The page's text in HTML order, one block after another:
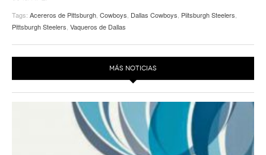
Tags: Acereros de Pittsburgh Cowboys Dallas Cowboys Piitsburgh Steelers
Pittsburgh Steelers Vaqueros de Dallas
MÁS NOTICIAS